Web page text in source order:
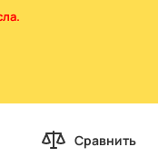
Сравнить